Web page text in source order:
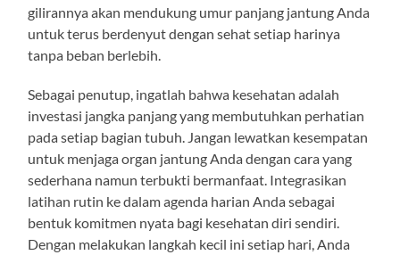
gilirannya akan mendukung umur panjang jantung Anda
untuk terus berdenyut dengan sehat setiap harinya
tanpa beban berlebih.
Sebagai penutup, ingatlah bahwa kesehatan adalah
investasi jangka panjang yang membutuhkan perhatian
pada setiap bagian tubuh. Jangan lewatkan kesempatan
untuk menjaga organ jantung Anda dengan cara yang
sederhana namun terbukti bermanfaat. Integrasikan
latihan rutin ke dalam agenda harian Anda sebagai
bentuk komitmen nyata bagi kesehatan diri sendiri.
Dengan melakukan langkah kecil ini setiap hari, Anda